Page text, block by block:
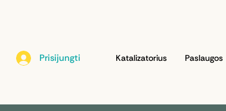
Prisijungti Katalizatorius Paslaugos